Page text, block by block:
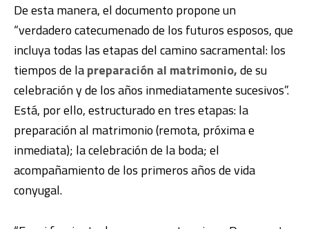
De esta manera, el documento propone un
“verdadero catecumenado de los futuros esposos, que
incluya todas las etapas del camino sacramental: los
tiempos de lapreparación al matrimonio,de su
celebración y de los años inmediatamente sucesivos”.
Está, por ello, estructurado en tres etapas: la
preparación al matrimonio (remota, próxima e
inmediata); la celebración de la boda; el
acompañamiento de los primeros años de vida
conyugal.